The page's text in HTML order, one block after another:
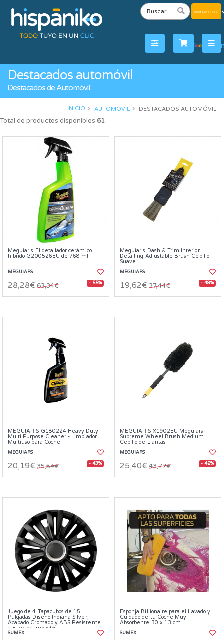
by
Destacados automóvil
Destacados de Automóvil
INICIO AUTOMÓVIL DESTACADOS AUTOMÓVIL
Total de productos disponibles 61
Meguiar's El detallador cerámico
híbrido G200526EU de 768 ml
MEGUIARS
28,28€ 63,34€ - 55%
Meguiar's Dash & Trim Interior
Detailing Adjustable Brush Cepillo
Suave
MEGUIARS
19,62€ 37,44€ - 48%
MEGUIAR'S G180224 Heavy Duty
Multi Purpose Cleaner - Limpiador
Multiuso para Coche
MEGUIARS
20,19€ 35,54€ - 43%
MEGUIAR'S X1902EU Meguiars
Supreme Wheel Brush Medium
Cepillo de Llantas
MEGUIARS
25,40€ 43,77€ - 42%
Juego de 4 Tapacubos de 15
Pulgadas Diseño Indiana Silver,
Acabado Cromado y ABS Resistente
a Fuertes Impactos
SUMEX
Esponja Billionaire para el Lavado y
Cuidado de tu Coche Muy
Absorbente 30 x 13 cm
SUMEX